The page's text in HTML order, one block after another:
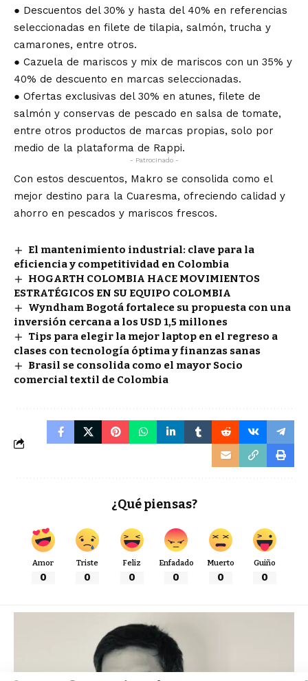
● Descuentos del 30% y hasta del 40% en referencias
seleccionadas en filete de tilapia, salmón, trucha y
camarones, entre otros.
● Cazuela de mariscos y mix de mariscos con un 35% y
40% de descuento en marcas seleccionadas.
● Ofertas exclusivas del 30% en atunes, filete de
salmón y conservas de pescado en salsa de tomate,
entre otros productos de marcas propias, solo por
medio de la plataforma de Rappi.
- Patrocinado -
Con estos descuentos, Makro se consolida como el
mejor destino para la Cuaresma, ofreciendo calidad y
ahorro en pescados y mariscos frescos.
El mantenimiento industrial: clave para la
eficiencia y competitividad en Colombia
HOGARTH COLOMBIA HACE MOVIMIENTOS
ESTRATÉGICOS EN SU EQUIPO COLOMBIA
Wyndham Bogotá fortalece su propuesta con una
inversión cercana a los USD 1,5 millones
Tips para elegir la mejor laptop en el regreso a
clases con tecnología óptima y finanzas sanas
Brasil se consolida como el mayor Socio
comercial textil de Colombia
¿Qué piensas?
Amor
0
Triste
0
Feliz
0
Enfadado
0
Muerto
0
Guiño
0